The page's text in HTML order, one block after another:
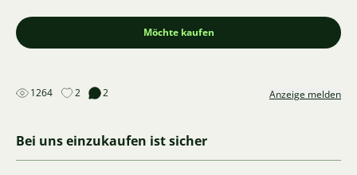
Möchte kaufen
1264 2 2 Anzeige melden
Bei uns einzukaufen ist sicher